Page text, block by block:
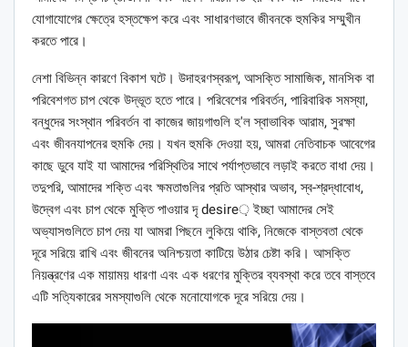
যোগাযোগের ক্ষেত্রে হস্তক্ষেপ করে এবং সাধারণভাবে জীবনকে হুমকির সম্মুখীন
করতে পারে।
নেশা বিভিন্ন কারণে বিকাশ ঘটে। উদাহরণস্বরূপ, আসক্তি সামাজিক, মানসিক বা
পরিবেশগত চাপ থেকে উদ্ভূত হতে পারে। পরিবেশের পরিবর্তন, পারিবারিক সমস্যা,
বন্ধুদের সংস্থান পরিবর্তন বা কাজের জায়গাগুলি হ'ল স্বাভাবিক আরাম, সুরক্ষা
এবং জীবনযাপনের হুমকি দেয়। যখন হুমকি দেওয়া হয়, আমরা নেতিবাচক আবেগের
কাছে ডুবে যাই যা আমাদের পরিস্থিতির সাথে পর্যাপ্তভাবে লড়াই করতে বাধা দেয়।
তদুপরি, আমাদের শক্তি এবং ক্ষমতাগুলির প্রতি আস্থার অভাব, স্ব-শ্রদ্ধাবোধ,
উদ্বেগ এবং চাপ থেকে মুক্তি পাওয়ার দৃ desire় ইচ্ছা আমাদের সেই
অভ্যাসগুলিতে চাপ দেয় যা আমরা পিছনে লুকিয়ে থাকি, নিজেকে বাস্তবতা থেকে
দূরে সরিয়ে রাখি এবং জীবনের অনিশ্চয়তা কাটিয়ে উঠার চেষ্টা করি। আসক্তি
নিয়ন্ত্রণের এক মায়াময় ধারণা এবং এক ধরণের মুক্তির ব্যবস্থা করে তবে বাস্তবে
এটি সত্যিকারের সমস্যাগুলি থেকে মনোযোগকে দূরে সরিয়ে দেয়।